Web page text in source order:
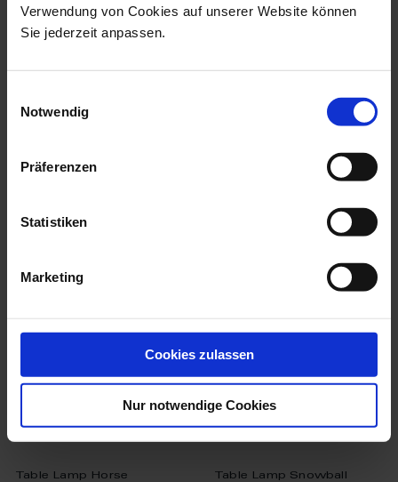
Verwendung von Cookies auf unserer Website können
Sie jederzeit anpassen.
Notwendig
Präferenzen
Statistiken
Marketing
Cookies zulassen
Nur notwendige Cookies
Available
we think you’ll like these
Table Lamp Horse
Table Lamp Snowball